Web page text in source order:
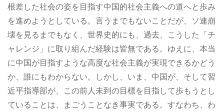
根差した社会の姿を目指す中国的社会主義への道へと歩み
を進めようとしている。言うまでもないことだが、ソ連崩
壊を見るまでもなく、世界史的にも、過去、こうした「チ
ャレンジ」に取り組んだ経験は皆無である。ゆえに、本当
に中国が目指すような高度な社会主義が実現できるかどう
か、誰にもわからない。しかし、いま、中国が、そして習
近平指導部が、この前人未到の目標を目指して歩もうとし
ていることは、まごうことなき事実である。すなわち、わ